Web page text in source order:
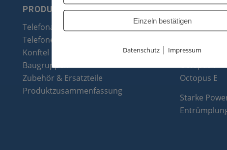
PRODUKTE
Telefonanlagen
Telefone
Konftel Konferenztelefone
Baugruppen
Zubehör & Ersatzteile
Produktzusammenfassung
PARTNER
optiPoint 500
Octopus FX
Octopus F
Octopus E
Starke
Einzeln bestätigen
Datenschutz | Impressum